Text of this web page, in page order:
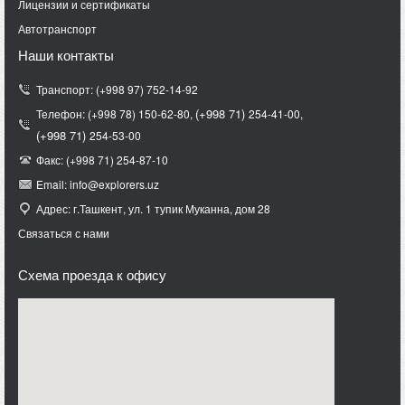
Лицензии и сертификаты
Автотранспорт
Наши контакты
Транспорт: (+998 97) 752-14-92
Телефон: (+998 78) 150-62-80, (+998 71) 254-41-00,
(+998 71) 254-53-00
Факс: (+998 71) 254-87-10
Email: info@explorers.uz
Адрес: г.Ташкент, ул. 1 тупик Муканна, дом 28
Связаться с нами
Схема проезда к офису